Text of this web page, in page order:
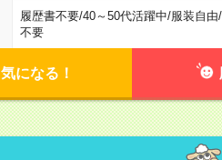
履歴書不要/40～50代活躍中/服装自由/
不要
気になる！